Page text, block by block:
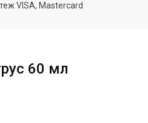
VISA, Mastercard
60 мл